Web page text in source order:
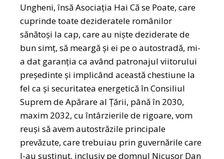
Ungheni, însă Asociația Hai Că se Poate, care
cuprinde toate dezideratele românilor
sănătoși la cap, care au niște deziderate de
bun simț, să meargă și ei pe o autostradă, mi-
a dat garanția ca având patronajul viitorului
președinte și implicând această chestiune la
fel ca și securitatea energetică în Consiliul
Suprem de Apărare al Țării, până în 2030,
maxim 2032, cu întârzierile de rigoare, vom
reuși să avem autostrăzile principale
prevăzute, care trebuiau prin guvernările care
l-au susținut, inclusiv pe domnul Nicușor Dan